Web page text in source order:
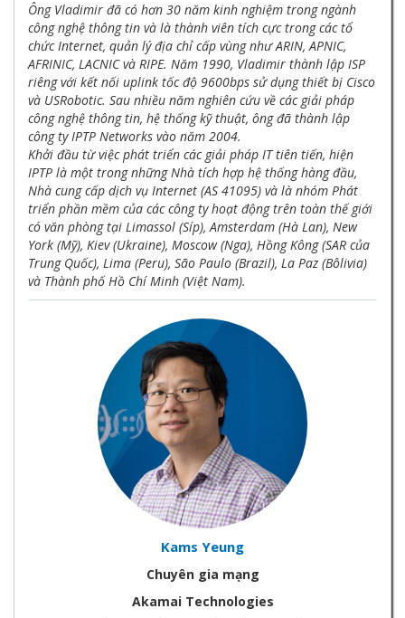
Ông Vladimir đã có hơn 30 năm kinh nghiệm trong ngành
công nghệ thông tin và là thành viên tích cực trong các tổ
chức Internet, quản lý địa chỉ cấp vùng như ARIN, APNIC,
AFRINIC, LACNIC và RIPE. Năm 1990, Vladimir thành lập ISP
riêng với kết nối uplink tốc độ 9600bps sử dụng thiết bị Cisco
và USRobotic. Sau nhiều năm nghiên cứu về các giải pháp
công nghệ thông tin, hệ thống kỹ thuật, ông đã thành lập
công ty IPTP Networks vào năm 2004.
Khởi đầu từ việc phát triển các giải pháp IT tiên tiến, hiện
IPTP là một trong những Nhà tích hợp hệ thống hàng đầu,
Nhà cung cấp dịch vụ Internet (AS 41095) và là nhóm Phát
triển phần mềm của các công ty hoạt động trên toàn thế giới
có văn phòng tại Limassol (Síp), Amsterdam (Hà Lan), New
York (Mỹ), Kiev (Ukraine), Moscow (Nga), Hồng Kông (SAR của
Trung Quốc), Lima (Peru), São Paulo (Brazil), La Paz (Bôlivia)
và Thành phố Hồ Chí Minh (Việt Nam).
Kams Yeung
Chuyên gia mạng
Akamai Technologies